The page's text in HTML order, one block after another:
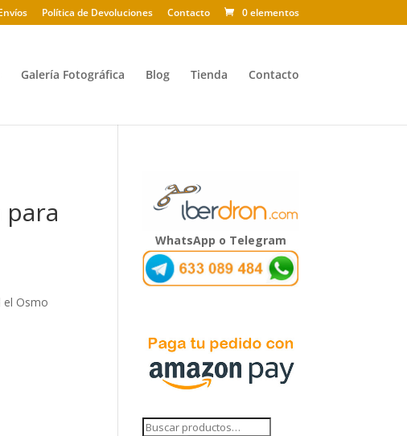
Política de Devoluciones Contacto 0 elementos
Galería Fotográfica Blog Tienda Contacto
el Osmo
WhatsApp o Telegram
Buscar